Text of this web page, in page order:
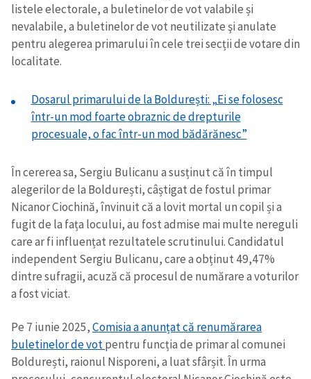
listele electorale, a buletinelor de vot valabile și
nevalabile, a buletinelor de vot neutilizate şi anulate
pentru alegerea primarului în cele trei secții de votare din
localitate.
Dosarul primarului de la Boldurești: „Ei se folosesc
într-un mod foarte obraznic de drepturile
procesuale, o fac într-un mod bădărănesc”
În cererea sa, Sergiu Bulicanu a susținut că în timpul
alegerilor de la Boldurești, câștigat de fostul primar
Nicanor Ciochină, învinuit că a lovit mortal un copil și a
fugit de la fața locului, au fost admise mai multe nereguli
care ar fi influențat rezultatele scrutinului. Candidatul
independent Sergiu Bulicanu, care a obținut 49,47%
dintre sufragii, acuză că procesul de numărare a voturilor
a fost viciat.
Pe 7 iunie 2025,Comisia a anunțat că renumărarea
buletinelor de votpentru funcția de primar al comunei
Boldurești, raionul Nisporeni, a luat sfârșit. În urma